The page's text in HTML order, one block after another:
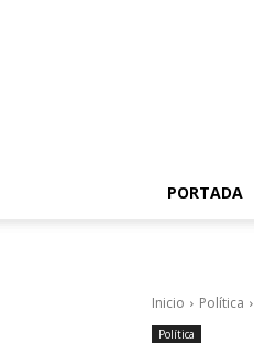
PORTADA
Inicio Política
Política